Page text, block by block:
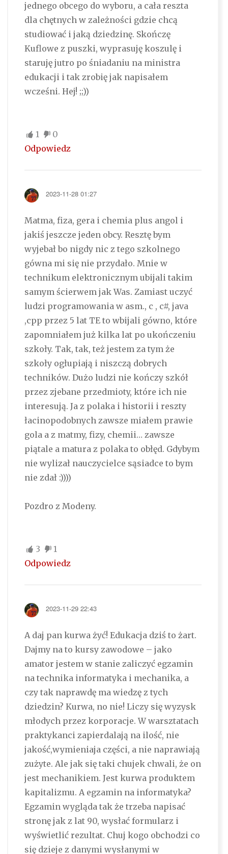
jednego obcego do wyboru, a cała reszta
dla chętnych w zależności gdzie chcą
studiować i jaką dziedzinę. Skończę
Kuflowe z puszki, wyprasuję koszulę i
staruję jutro po śniadaniu na ministra
edukacji i tak zrobię jak napisałem
wcześni. Hej! ;;))
1
0
Odpowiedz
2023-11-28 01:27
Matma, fiza, gera i chemia plus angol i
jakiś jeszcze jeden obcy. Resztę bym
wyjebał bo nigdy nic z tego szkolnego
gówna mi się nie przydało. Mnie w
technikum elektronicznym ubijali takim
samym ścierwem jak Was. Zamiast uczyć
ludzi programowania w asm., c , c#, java
,cpp przez 5 lat TE to wbijali gówno, które
zapomniałem już kilka lat po ukończeniu
szkoły. Tak, tak, też jestem za tym że
szkoły ogłupiają i niszczą dobrych
techników. Dużo ludzi nie kończy szkół
przez zjebane przedmioty, które ich nie
interesują. Ja z polaka i historii i reszty
łacinopodobnych zawsze miałem prawie
gola a z matmy, fizy, chemii… zawsze
piątale a matura z polaka to obłęd. Gdybym
nie wylizał nauczycielce sąsiadce to bym
nie zdał :))))
Pozdro z Modeny.
3
1
Odpowiedz
2023-11-29 22:43
A daj pan kurwa żyć! Edukacja dziś to żart.
Dajmy na to kursy zawodowe – jako
amator jestem w stanie zaliczyć egzamin
na technika informatyka i mechanika, a
czy tak naprawdę ma wiedzę z tych
dziedzin? Kurwa, no nie! Liczy się wyzysk
młodych przez korporacje. W warsztatach
praktykanci zapierdalają na ilość, nie
jakość,wymieniaja części, a nie naprawiają
zużyte. Ale jak się taki chujek chwali, że on
jest mechanikiem. Jest kurwa produktem
kapitalizmu. A egzamin na informatyka?
Egzamin wygląda tak że trzeba napisać
stronę jak z lat 90, wysłać formularz i
wyświetlić rezultat. Chuj kogo obchodzi co
się dzieje z danymi wysłanymi w